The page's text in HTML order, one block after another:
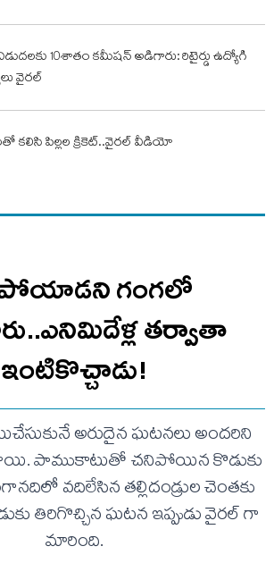
విడుదలకు 10శాతం కమీషన్ అడిగారు: రిటైర్డు ఉద్యోగి
వైరల్
కలిసి పిల్లల క్రికెట్..వైరల్ వీడియో
గంగలో
తర్వాతా
ఇంటికొచ్చాడు!
అరుదైన ఘటనలు అందరిని
పాముకాటుతో చనిపోయిన కొడుకు
వదిలేసిన తల్లిదండ్రుల చెంతకు
తిరిగొచ్చిన ఘటన ఇప్పుడు వైరల్ గా
మారింది.